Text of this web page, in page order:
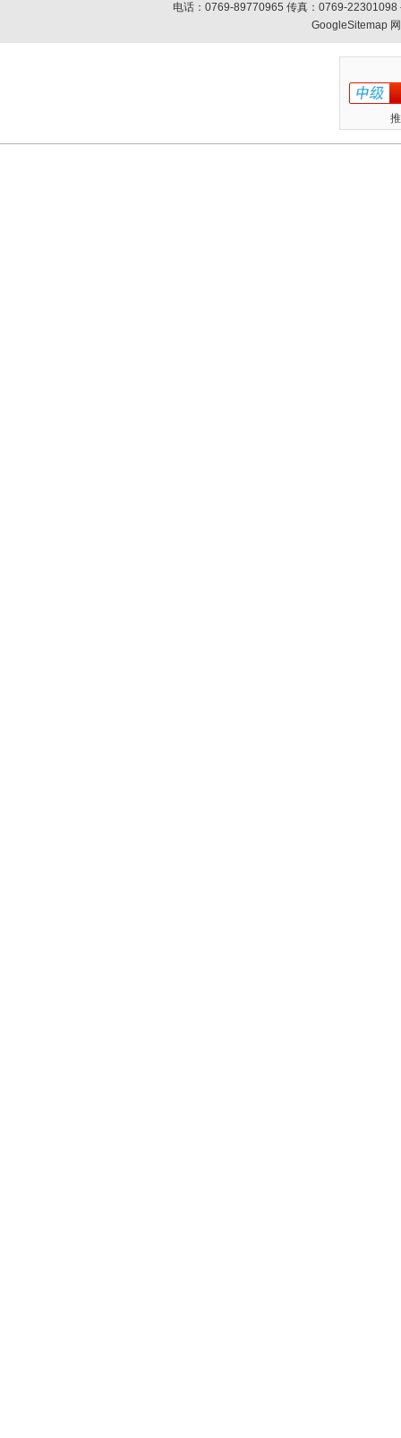
电话：0769-89770965 传真：0769-
GoogleSitemap网